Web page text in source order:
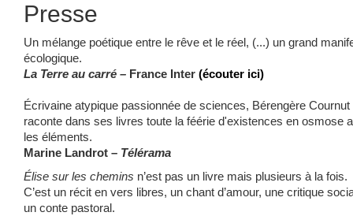
Presse
Un mélange poétique entre le rêve et le réel, (...) un grand
écologique.
La Terre au carré – France Inter (écouter ici)
Écrivaine atypique passionnée de sciences, Bérengère Cournut
raconte dans ses livres toute la féérie d'existences en osmose
les éléments.
Marine Landrot – Télérama
Élise sur les chemins n’est pas un livre mais plusieurs à la fois.
C’est un récit en vers libres, un chant d’amour, une critique
un conte pastoral.